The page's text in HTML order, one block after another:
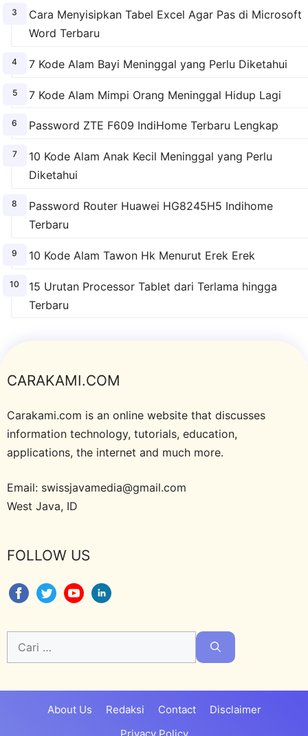
Cara Menyisipkan Tabel Excel Agar Pas di Microsoft
Word Terbaru
7 Kode Alam Bayi Meninggal yang Perlu Diketahui
7 Kode Alam Mimpi Orang Meninggal Hidup Lagi
Password ZTE F609 IndiHome Terbaru Lengkap
10 Kode Alam Anak Kecil Meninggal yang Perlu
Diketahui
Password Router Huawei HG8245H5 Indihome
Terbaru
10 Kode Alam Tawon Hk Menurut Erek Erek
15 Urutan Processor Tablet dari Terlama hingga
Terbaru
CARAKAMI.COM
Carakami.com is an online website that discusses
information technology, tutorials, education,
applications, the internet and much more.
Email: swissjavamedia@gmail.com
West Java, ID
FOLLOW US
Cari
About Us Redaksi Contact
Disclaimer